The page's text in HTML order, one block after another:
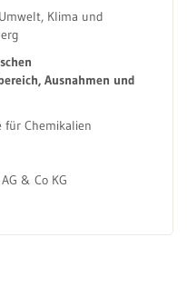
Klima und
Ausnahmen und
für Chemikalien
& Co KG